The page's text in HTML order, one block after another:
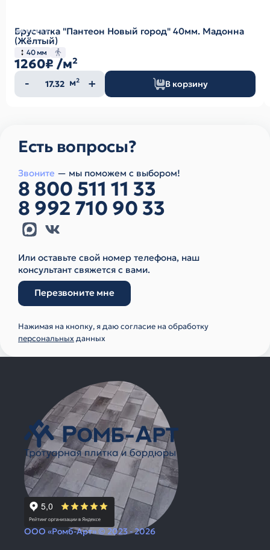
Брусчатка "Пантеон Новый город" 40мм. Мадонна
(Жёлтый)
40 мм
1260₽ /м²
Количество
товара
м² В корзину
Есть вопросы?
Звоните — мы поможем с выбором!
8 800 511 11 33
8 992 710 90 33
Или оставьте свой номер телефона, наш
консультант свяжется с вами.
Перезвоните мне
Нажимая на кнопку, я даю согласие на обработку
персональныхданных
ООО «Ромб-Арт» © 2023 - 2026